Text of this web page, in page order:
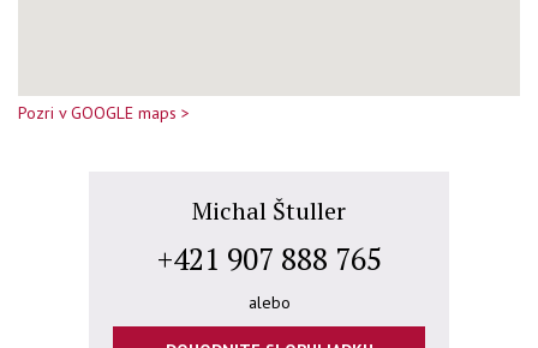
Pozri v GOOGLE maps >
Michal Štuller
+421 907 888 765
alebo